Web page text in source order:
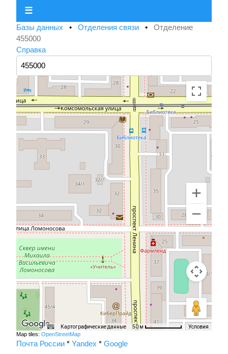
☰
Базы данных • Отделения связи • Отделение
455000
Справка
Картографические данные 50 м Условия
Map tiles: OpenStreetMap
Почта России * Yandex * Google